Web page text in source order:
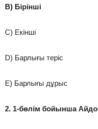
B) Бірінші
C) Екінші
D) Барлығы теріс
E) Барлығы дұрыс
2. 1-бөлім бойынша